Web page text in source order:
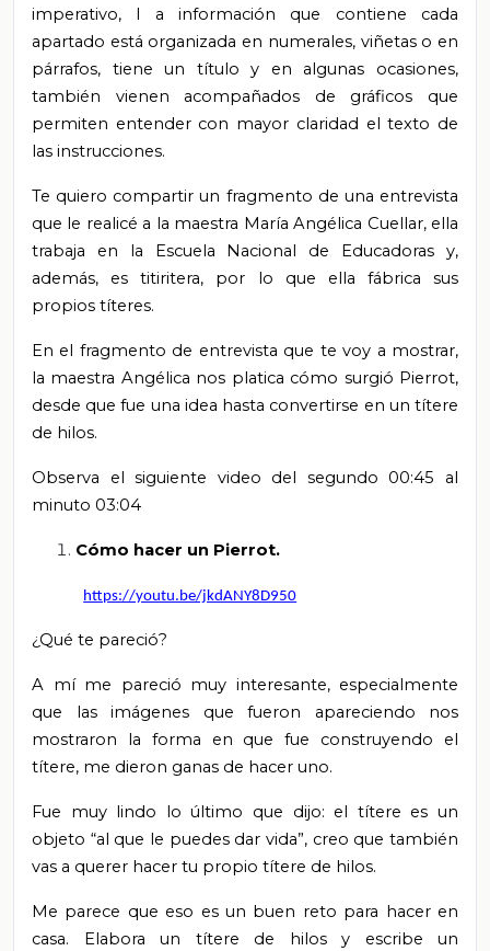
imperativo, l a información que contiene cada
apartado está organizada en numerales, viñetas o en
párrafos, tiene un título y en algunas ocasiones,
también vienen acompañados de gráficos que
permiten entender con mayor claridad el texto de
las instrucciones.
Te quiero compartir un fragmento de una entrevista
que le realicé a la maestra María Angélica Cuellar, ella
trabaja en la Escuela Nacional de Educadoras y,
además, es titiritera, por lo que ella fábrica sus
propios títeres.
En el fragmento de entrevista que te voy a mostrar,
la maestra Angélica nos platica cómo surgió Pierrot,
desde que fue una idea hasta convertirse en un títere
de hilos.
Observa el siguiente video del segundo 00:45 al
minuto 03:04
Cómo hacer un Pierrot.
https://youtu.be/jkdANY8D950
¿Qué te pareció?
A mí me pareció muy interesante, especialmente
que las imágenes que fueron apareciendo nos
mostraron la forma en que fue construyendo el
títere, me dieron ganas de hacer uno.
Fue muy lindo lo último que dijo: el títere es un
objeto “al que le puedes dar vida”, creo que también
vas a querer hacer tu propio títere de hilos.
Me parece que eso es un buen reto para hacer en
casa. Elabora un títere de hilos y escribe un